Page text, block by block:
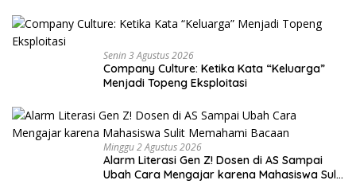
Sejarah
Senin 3 Agustus 2026
Company Culture: Ketika Kata “Keluarga”
Menjadi Topeng Eksploitasi
Minggu 2 Agustus 2026
Alarm Literasi Gen Z! Dosen di AS Sampai
Ubah Cara Mengajar karena Mahasiswa Sulit